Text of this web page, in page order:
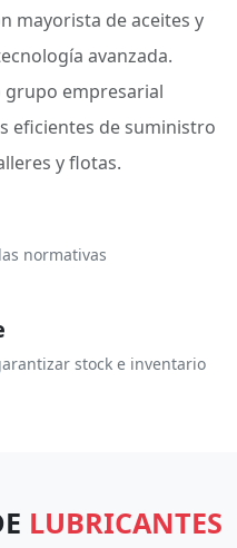
mayorista de aceites y
avanzada.
grupo empresarial
eficientes de suministro
y flotas.
normativas
stock e inventario
LUBRICANTES